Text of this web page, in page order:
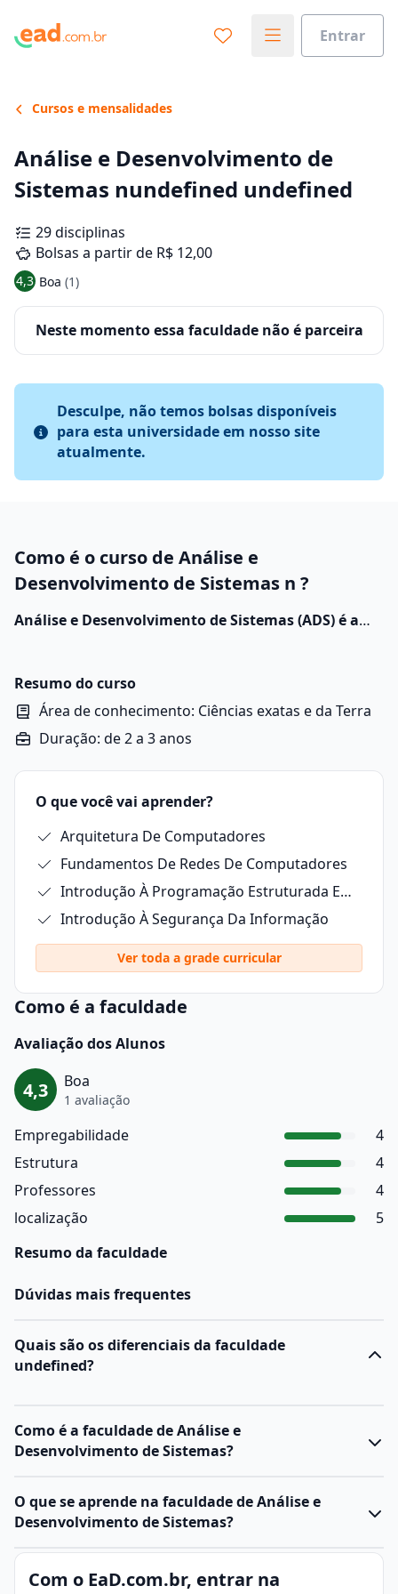
Entrar
Cursos e mensalidades
Análise e Desenvolvimento de
Sistemas nundefined undefined
29 disciplinas
Bolsas a partir de R$ 12,00
4,3 Boa (1)
Neste momento essa faculdade não é parceira
Desculpe, não temos bolsas disponíveis
para esta universidade em nosso site
atualmente.
Como é o curso de Análise e
Desenvolvimento de Sistemas n ?
Análise e Desenvolvimento de Sistemas (ADS) é a
software que atendam às necessidades de
empresas, instituições e usuários.
Resumo do curso
Área de conhecimento: Ciências exatas e da Terra
Duração: de 2 a 3 anos
O que você vai aprender?
Arquitetura De Computadores
Fundamentos De Redes De Computadores
Introdução À Programação Estruturada Em C
Introdução À Segurança Da Informação
Ver toda a grade curricular
Como é a faculdade
Avaliação dos Alunos
4,3 Boa
1 avaliação
Empregabilidade
4
Estrutura
4
Professores
4
localização
5
Resumo da faculdade
Dúvidas mais frequentes
Quais são os diferenciais da faculdade
undefined?
Como é a faculdade de Análise e
Desenvolvimento de Sistemas?
O curso de ADSforma profissionais capacitados para
projetar, desenvolver e gerenciar sistemas de
aluno para atuar com tecnologias atuais e
metodologias ágeis no desenvolvimento de sistemas.
O que se aprende na faculdade de Análise e
Desenvolvimento de Sistemas?
Análise e Desenvolvimento de Sistemas (ADS) é a
Com o EaD.com.br, entrar na